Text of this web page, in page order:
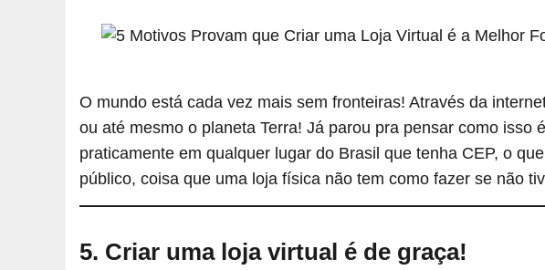
O mundo está cada vez mais sem fronteiras! Através da
ou até mesmo o planeta Terra! Já parou pra pensar como isso
praticamente em qualquer lugar do Brasil que tenha CEP, o
público, coisa que uma loja física não tem como fazer se não
5. Criar uma loja virtual é de graça!